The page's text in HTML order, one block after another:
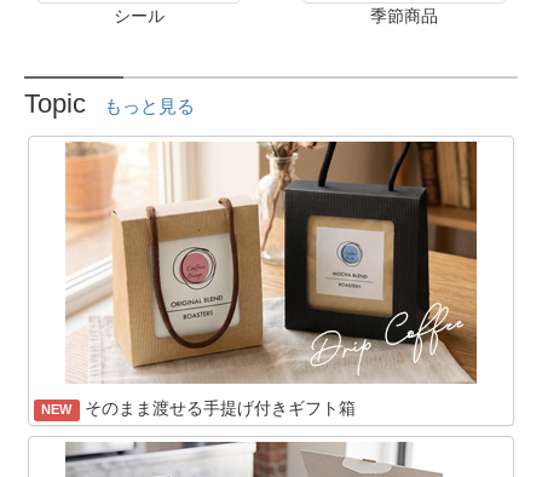
シール 季節商品
Topic もっと見る
NEW そのまま渡せる手提げ付きギフト箱